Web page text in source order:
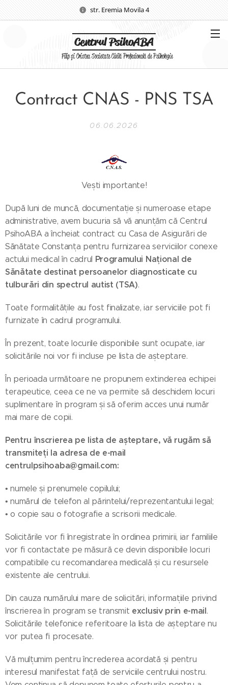
str. Eremia Movila 4
Centrul PsihoABA
Filip și Cristea Societate Civilă Profesională de Psihologie
Contract CNAS - PNS TSA
06.06.2026
Vești importante!
După luni de muncă, documentație și numeroase etape
administrative, avem bucuria să vă anunțăm că Centrul
PsihoABA a încheiat contract cu Casa de Asigurări de
Sănătate Constanța pentru furnizarea serviciilor conexe
actului medical în cadrul Programului Național de
Sănătate destinat persoanelor diagnosticate cu
tulburări din spectrul autist (TSA).
Toate formalitățile au fost finalizate, iar serviciile pot fi
furnizate în cadrul programului.
În prezent, toate locurile disponibile sunt ocupate, iar
solicitările noi vor fi incluse pe lista de așteptare.
În perioada următoare ne propunem extinderea echipei
terapeutice, ceea ce ne va permite să deschidem locuri
suplimentare în program și să oferim acces unui număr
mai mare de copii.
Pentru înscrierea pe lista de așteptare, vă rugăm să
transmiteți la adresa de e-mail
centrulpsihoaba@gmail.com:
• numele și prenumele copilului;
• numărul de telefon al părintelui/reprezentantului legal;
• o copie sau o fotografie a scrisorii medicale.
Solicitările vor fi înregistrate în ordinea primirii, iar familiile
vor fi contactate pe măsură ce devin disponibile locuri
compatibile cu recomandarea medicală și cu resursele
existente ale centrului.
Din cauza numărului mare de solicitări, informațiile privind
înscrierea în program se transmit exclusiv prin e-mail.
Solicitările telefonice referitoare la lista de așteptare nu
vor putea fi procesate.
Vă mulțumim pentru încrederea acordată și pentru
interesul manifestat față de serviciile centrului nostru.